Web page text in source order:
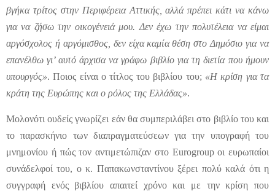
βγήκα τρίτος στην Περιφέρεια Αττικής, αλλά πρέπει κάτι να κάνω
για να ζήσω την οικογένειά μου. Δεν έχω την πολυτέλεια να είμαι
αργόσχολος ή αργόμισθος, δεν είχα καμία θέση στο Δημόσιο για να
επανέλθω γι’ αυτό άρχισα να γράφω βιβλίο για τη διετία που ήμουν
υπουργός». Ποιος είναι ο τίτλος του βιβλίου του; «Η κρίση για τα
κράτη της Ευρώπης και ο ρόλος της Ελλάδας».
Μολονότι ουδείς γνωρίζει εάν θα συμπεριλάβει στο βιβλίο του και
το παρασκήνιο των διαπραγματεύσεων για την υπογραφή του
μνημονίου ή πώς τον αντιμετώπιζαν στο Eurogroup οι ευρωπαίοι
συνάδελφοί του, ο κ. Παπακωνσταντίνου ξέρει πολύ καλά ότι η
συγγραφή ενός βιβλίου απαιτεί χρόνο και με την κρίση που